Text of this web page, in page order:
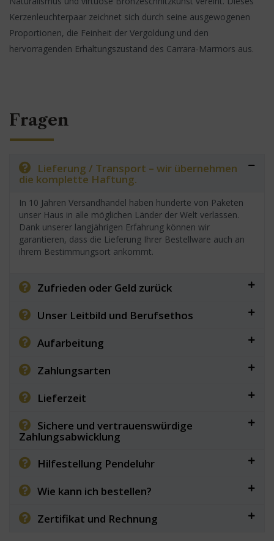
Kerzenleuchterpaar zeichnet sich durch seine ausgewogenen
Proportionen, die Feinheit der Vergoldung und den
hervorragenden Erhaltungszustand des Carrara-Marmors aus.
Fragen
Lieferung / Transport – wir übernehmen
die komplette Haftung.
In 10 Jahren Versandhandel haben hunderte von Paketen
unser Haus in alle möglichen Länder der Welt verlassen.
Dank unserer langjährigen Erfahrung können wir
garantieren, dass die Lieferung Ihrer Bestellware auch an
ihrem Bestimmungsort ankommt.
Zufrieden oder Geld zurück
Unser Leitbild und Berufsethos
Aufarbeitung
Zahlungsarten
Lieferzeit
Sichere und vertrauenswürdige
Zahlungsabwicklung
Hilfestellung Pendeluhr
Wie kann ich bestellen?
Zertifikat und Rechnung